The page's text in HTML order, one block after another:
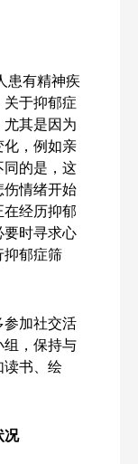
患有精神疾
于抑郁症
其是因为
化，例如亲
同的是，这
伤情绪开始
经历抑郁
要时寻求心
抑郁症筛
参加社交活
组，保持与
读书、绘
况